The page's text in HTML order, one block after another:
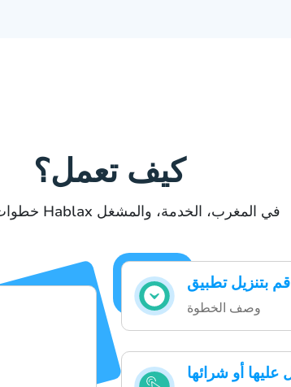
كيف تعمل؟
خطوات استخدام Hablax في المغرب، الخدمة، والمشغل
وصف الخطوة
أو شرائها